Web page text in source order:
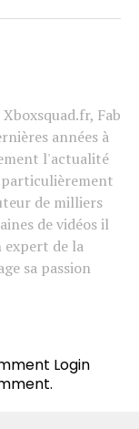
Fab
années à
l'actualité
de milliers
de vidéos il
expert de la
sa passion
Login